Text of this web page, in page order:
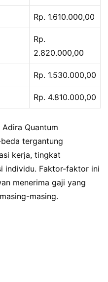
Rp. 1.610.000,00
Rp.
2.820.000,00
Rp. 1.530.000,00
Rp. 4.810.000,00
Quantum
tergantung
kerja, tingkat
individu. Faktor-faktor ini
menerima gaji yang
masing.